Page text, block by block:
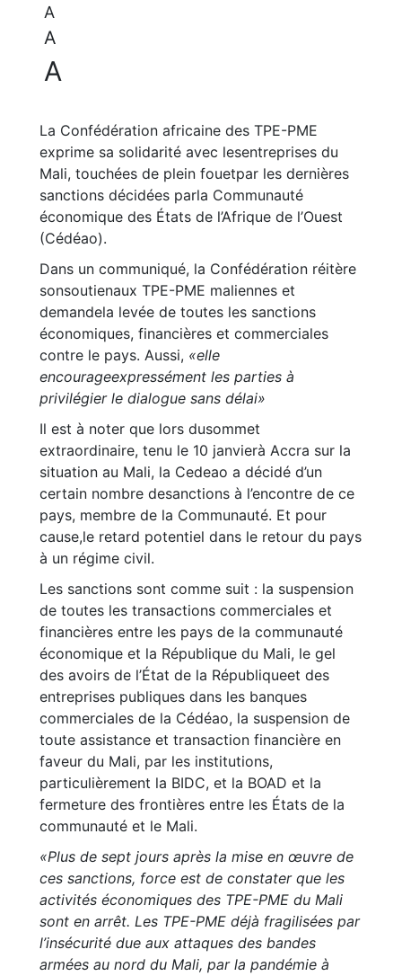
A
A
A
La Confédération africaine des TPE-PME
exprime sa solidarité avec lesentreprises du
Mali, touchées de plein fouetpar les dernières
sanctions décidées parla Communauté
économique des États de l’Afrique de l’Ouest
(Cédéao).
Dans un communiqué, la Confédération réitère
sonsoutienaux TPE-PME maliennes et
demandela levée de toutes les sanctions
économiques, financières et commerciales
contre le pays. Aussi, «elle
encourageexpressément les parties à
privilégier le dialogue sans délai»
Il est à noter que lors dusommet
extraordinaire, tenu le 10 janvierà Accra sur la
situation au Mali, la Cedeao a décidé d’un
certain nombre desanctions à l’encontre de ce
pays, membre de la Communauté. Et pour
cause,le retard potentiel dans le retour du pays
à un régime civil.
Les sanctions sont comme suit : la suspension
de toutes les transactions commerciales et
financières entre les pays de la communauté
économique et la République du Mali, le gel
des avoirs de l’État de la Républiqueet des
entreprises publiques dans les banques
commerciales de la Cédéao, la suspension de
toute assistance et transaction financière en
faveur du Mali, par les institutions,
particulièrement la BIDC, et la BOAD et la
fermeture des frontières entre les États de la
communauté et le Mali.
«Plus de sept jours après la mise en œuvre de
ces sanctions, force est de constater que les
activités économiques des TPE-PME du Mali
sont en arrêt. Les TPE-PME déjà fragilisées par
l’insécurité due aux attaques des bandes
armées au nord du Mali, par la pandémie à